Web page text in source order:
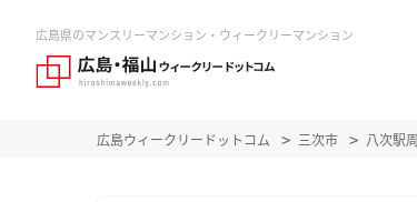
広島県のマンスリーマンション・ウィークリーマンション
広島ウィークリードットコム 三次市 八次駅